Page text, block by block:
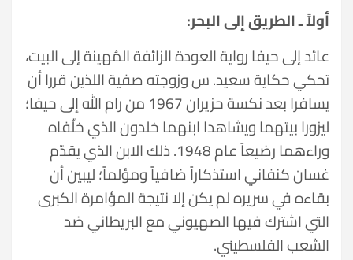
أولاً ـ الطريق إلى البحر:
عائد إلى حيفا رواية العودة الزائفة المُهينة إلى البيت،
تحكي حكاية سعيد. س وزوجته صفية اللذين قررا أن
يسافرا بعد نكسة حزيران 1967 من رام الله إلى حيفا؛
ليزورا بيتهما ويشاهدا ابنهما خلدون الذي خلّفاه
وراءهما رضيعاً عام 1948. ذلك الابن الذي يقدّم
غسان كنفاني استذكاراً ضافياً ومؤلماً؛ ليبين أن
بقاءه في سريره لم يكن إلا نتيجة المؤامرة الكبرى
التي اشترك فيها الصهيوني مع البريطاني ضد
الشعب الفلسطيني.